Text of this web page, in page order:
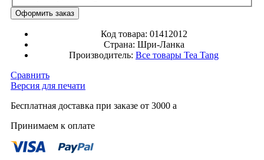
Код товара: 01412012
Страна: Шри-Ланка
Производитель: Все товары Tea Tang
Сравнить
Версия для печати
Бесплатная доставка при заказе от 3000 a
Принимаем к оплате